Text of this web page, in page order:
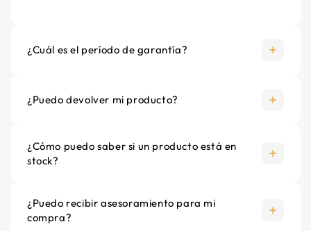
¿Cuál es el período de garantía?
¿Puedo devolver mi producto?
¿Cómo puedo saber si un producto está en
stock?
¿Puedo recibir asesoramiento para mi
compra?